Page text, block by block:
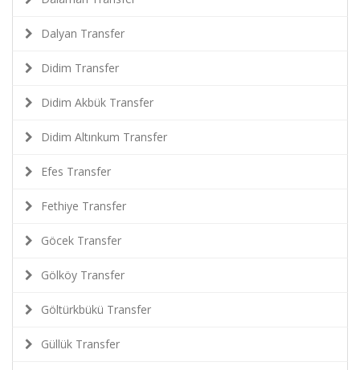
Dalyan Transfer
Didim Transfer
Didim Akbük Transfer
Didim Altınkum Transfer
Efes Transfer
Fethiye Transfer
Göcek Transfer
Gölköy Transfer
Göltürkbükü Transfer
Güllük Transfer